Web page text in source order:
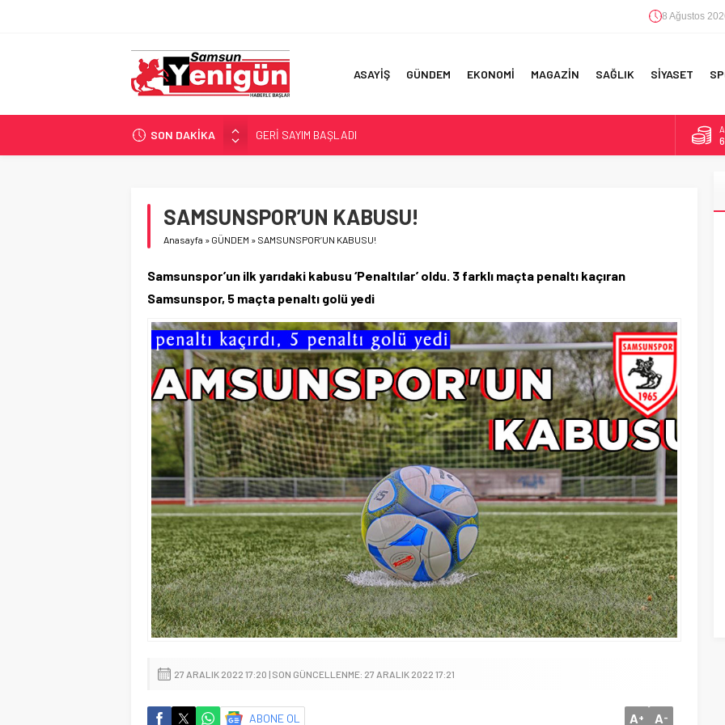
8 Ağustos
ASAYİŞ GÜNDEM EKONOMİ MAGAZİN SAĞLIK SİYASET
SON DAKİKA
GERİ SAYIM BAŞLADI
SAMSUNSPOR’DA HEDEF 5’İNCİLİK!
İŞTE FINDIK FİYATI!
SAMSUNSPOR’UN KABUSU!
Anasayfa » GÜNDEM » SAMSUNSPOR’UN KABUSU!
Samsunspor’un ilk yarıdaki kabusu ‘Penaltılar’ oldu. 3 farklı maçta penaltı kaçıran
Samsunspor, 5 maçta penaltı golü yedi
27 ARALIK 2022 17:20 | SON GÜNCELLENME: 27 ARALIK 2022 17:21
ABONE OL A+ A-